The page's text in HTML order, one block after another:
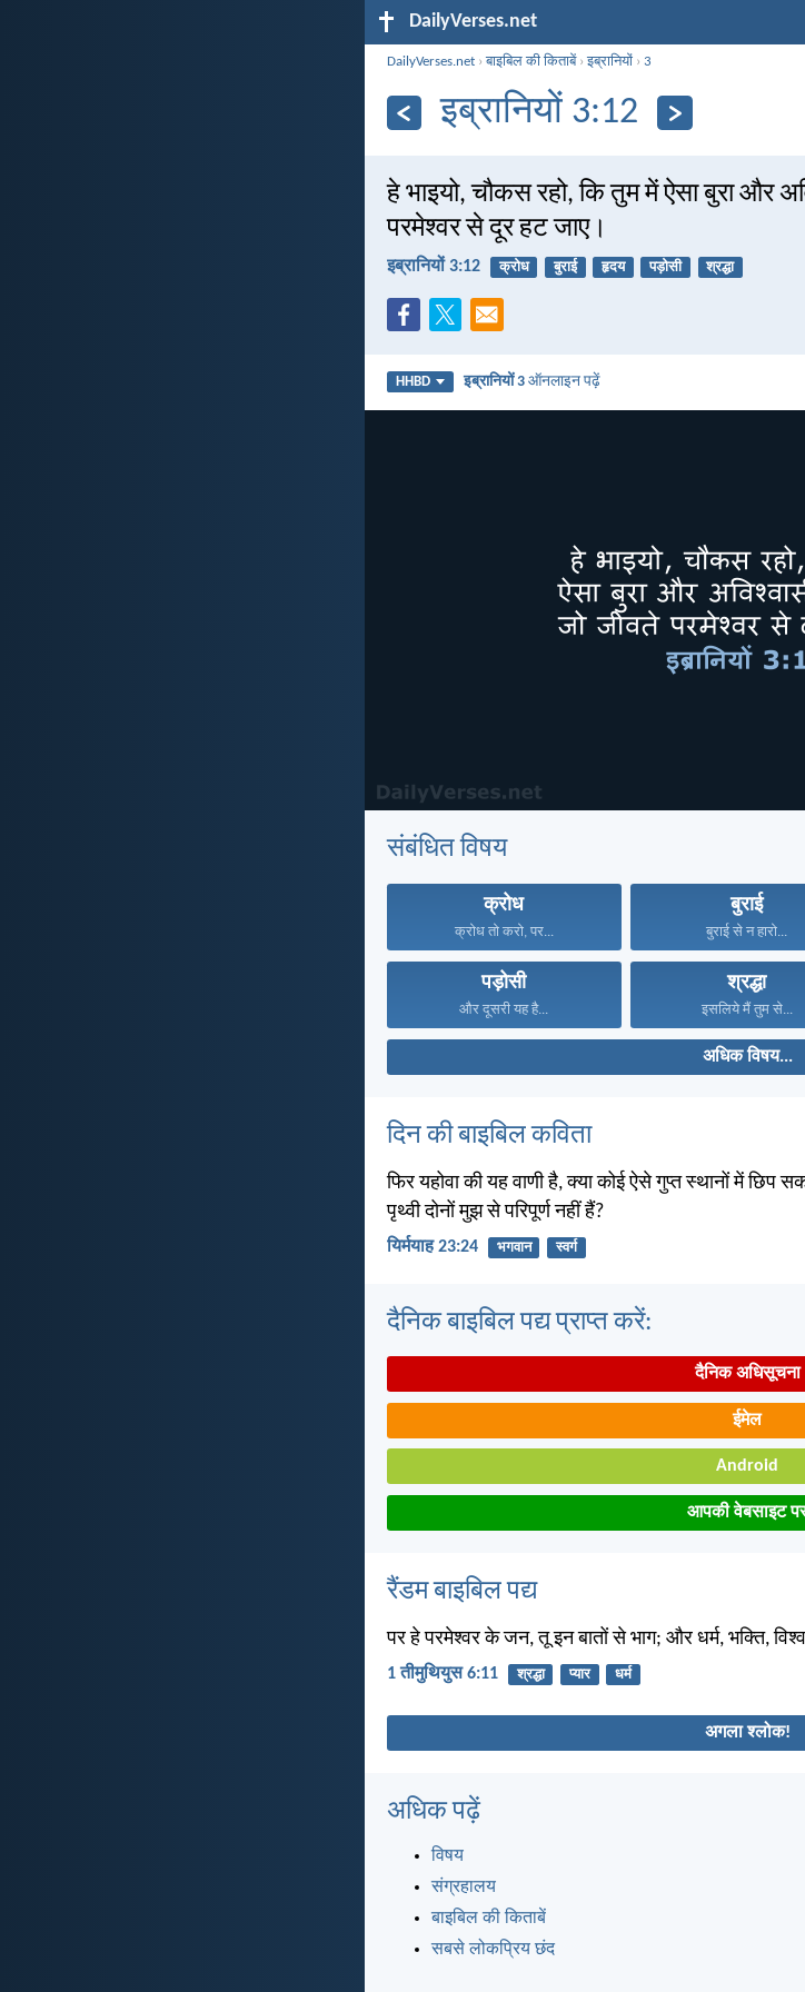
DailyVerses.net
DailyVerses.net ›बाइबिल की किताबें›इब्रानियों ›3
इब्रानियों 3:12
हे भाइयो, चौकस रहो, कि तुम में ऐसा बुरा और
परमेश्वर से दूर हट जाए।
इब्रानियों 3:12 क्रोध बुराई हृदय पड़ोसी श्रद्धा
HHBD इब्रानियों 3 ऑनलाइन पढ़ें
संबंधित विषय
क्रोध
क्रोध तो करो, पर...
बुराई
बुराई से न हारो...
पड़ोसी
और दूसरी यह है...
श्रद्धा
इसलिये मैं तुम से...
अधिक विषय...
दिन की बाइबिल कविता
फिर यहोवा की यह वाणी है, क्या कोई ऐसे गुप्त स्थानों में
पृथ्वी दोनों मुझ से परिपूर्ण नहीं हैं?
यिर्मयाह 23:24 भगवान स्वर्ग
दैनिक बाइबिल पद्य प्राप्त करें:
दैनिक अधिसूचना
ईमेल
Android
आपकी वेबसाइट
रैंडम बाइबिल पद्य
पर हे परमेश्वर के जन, तू इन बातों से भाग; और धर्म, भक्ति,
1 तीमुथियुस 6:11 श्रद्धा प्यार धर्म
अगला श्लोक!
अधिक पढ़ें
विषय
संग्रहालय
बाइबिल की किताबें
सबसे लोकप्रिय छंद